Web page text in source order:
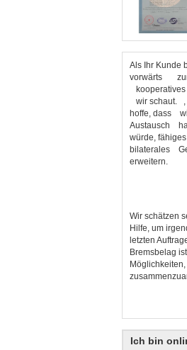
Als Ihr Kunde
vorwärts
wir schaut.
hoffe, dass
Austausch
würde,
bilaterales
erweitern.
Wir schätzen
Hilfe, um
letzten
Bremsbelag
Ich bin